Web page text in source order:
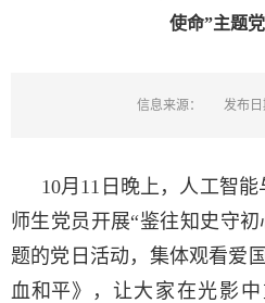
使命”主题
信息来源： 发布日
10月11日晚上，人工智
师生党员开展“鉴往知史守初
题的党日活动，集体观看爱
血和平》， 让大家在光影